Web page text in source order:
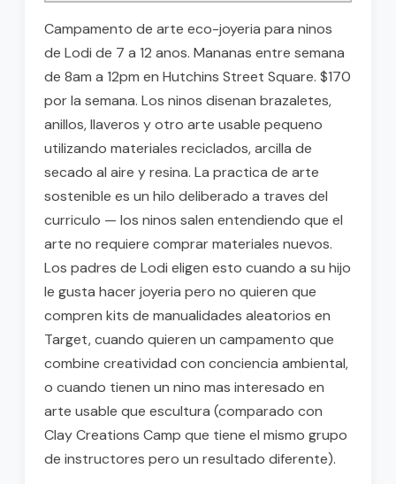
Campamento de arte eco-joyeria para ninos
de Lodi de 7 a 12 anos. Mananas entre semana
de 8am a 12pm en Hutchins Street Square. $170
por la semana. Los ninos disenan brazaletes,
anillos, llaveros y otro arte usable pequeno
utilizando materiales reciclados, arcilla de
secado al aire y resina. La practica de arte
sostenible es un hilo deliberado a traves del
curriculo — los ninos salen entendiendo que el
arte no requiere comprar materiales nuevos.
Los padres de Lodi eligen esto cuando a su hijo
le gusta hacer joyeria pero no quieren que
compren kits de manualidades aleatorios en
Target, cuando quieren un campamento que
combine creatividad con conciencia ambiental,
o cuando tienen un nino mas interesado en
arte usable que escultura (comparado con
Clay Creations Camp que tiene el mismo grupo
de instructores pero un resultado diferente).